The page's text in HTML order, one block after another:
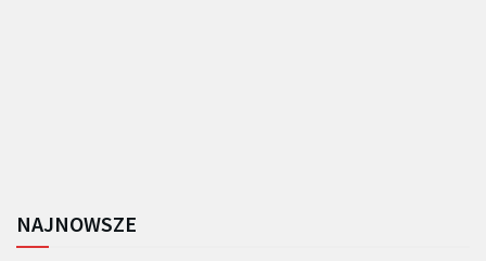
NAJNOWSZE